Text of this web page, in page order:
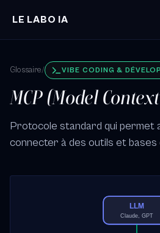
LE LABO IA
Glossaire/ VIBE CODING &
MCP (Model
Protocole standard qui permet
connecter à des outils et bases
LLM
Claude, GPT